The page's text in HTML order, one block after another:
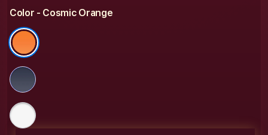
Color - Cosmic Orange